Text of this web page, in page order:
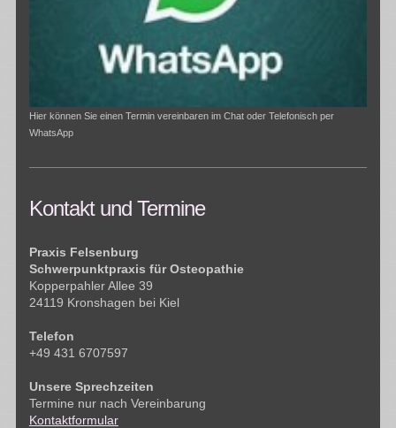
Hier können Sie einen Termin vereinbaren im Chat oder Telefonisch per
WhatsApp
Kontakt und Termine
Praxis Felsenburg
Schwerpunktpraxis für Osteopathie
Kopperpahler Allee 39
24119 Kronshagen bei Kiel
Telefon
+49 431 6707597
Unsere Sprechzeiten
Termine nur nach Vereinbarung
Kontaktformular